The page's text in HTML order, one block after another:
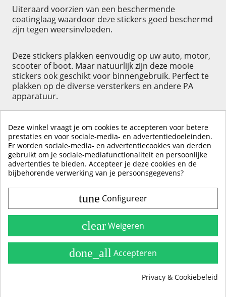
Uiteraard voorzien van een beschermende
coatinglaag waardoor deze stickers goed beschermd
zijn tegen weersinvloeden.
Deze stickers plakken eenvoudig op uw auto, motor,
scooter of boot. Maar natuurlijk zijn deze mooie
stickers ook geschikt voor binnengebruik. Perfect te
plakken op de diverse versterkers en andere PA
apparatuur.
KLIK HIER OM EEN ​​RECENSIE ACHTER TE LATEN
Deze winkel vraagt je om cookies te accepteren voor betere
prestaties en voor sociale-media- en advertentiedoeleinden.
Er worden sociale-media- en advertentiecookies van derden
gebruikt om je sociale-mediafunctionaliteit en persoonlijke
advertenties te bieden. Accepteer je deze cookies en de
bijbehorende verwerking van je persoonsgegevens?
tune Configureer
clearWeigeren
done_all Accepteren
Privacy & Cookiebeleid